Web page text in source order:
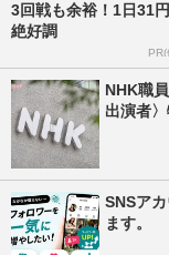
3回戦も余裕！1日31
絶好調
NHK職
出演者
SNSア
ます。